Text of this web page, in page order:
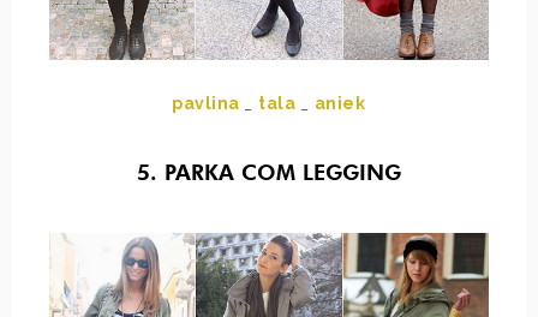
pavlina tala aniek
5. PARKA COM LEGGING